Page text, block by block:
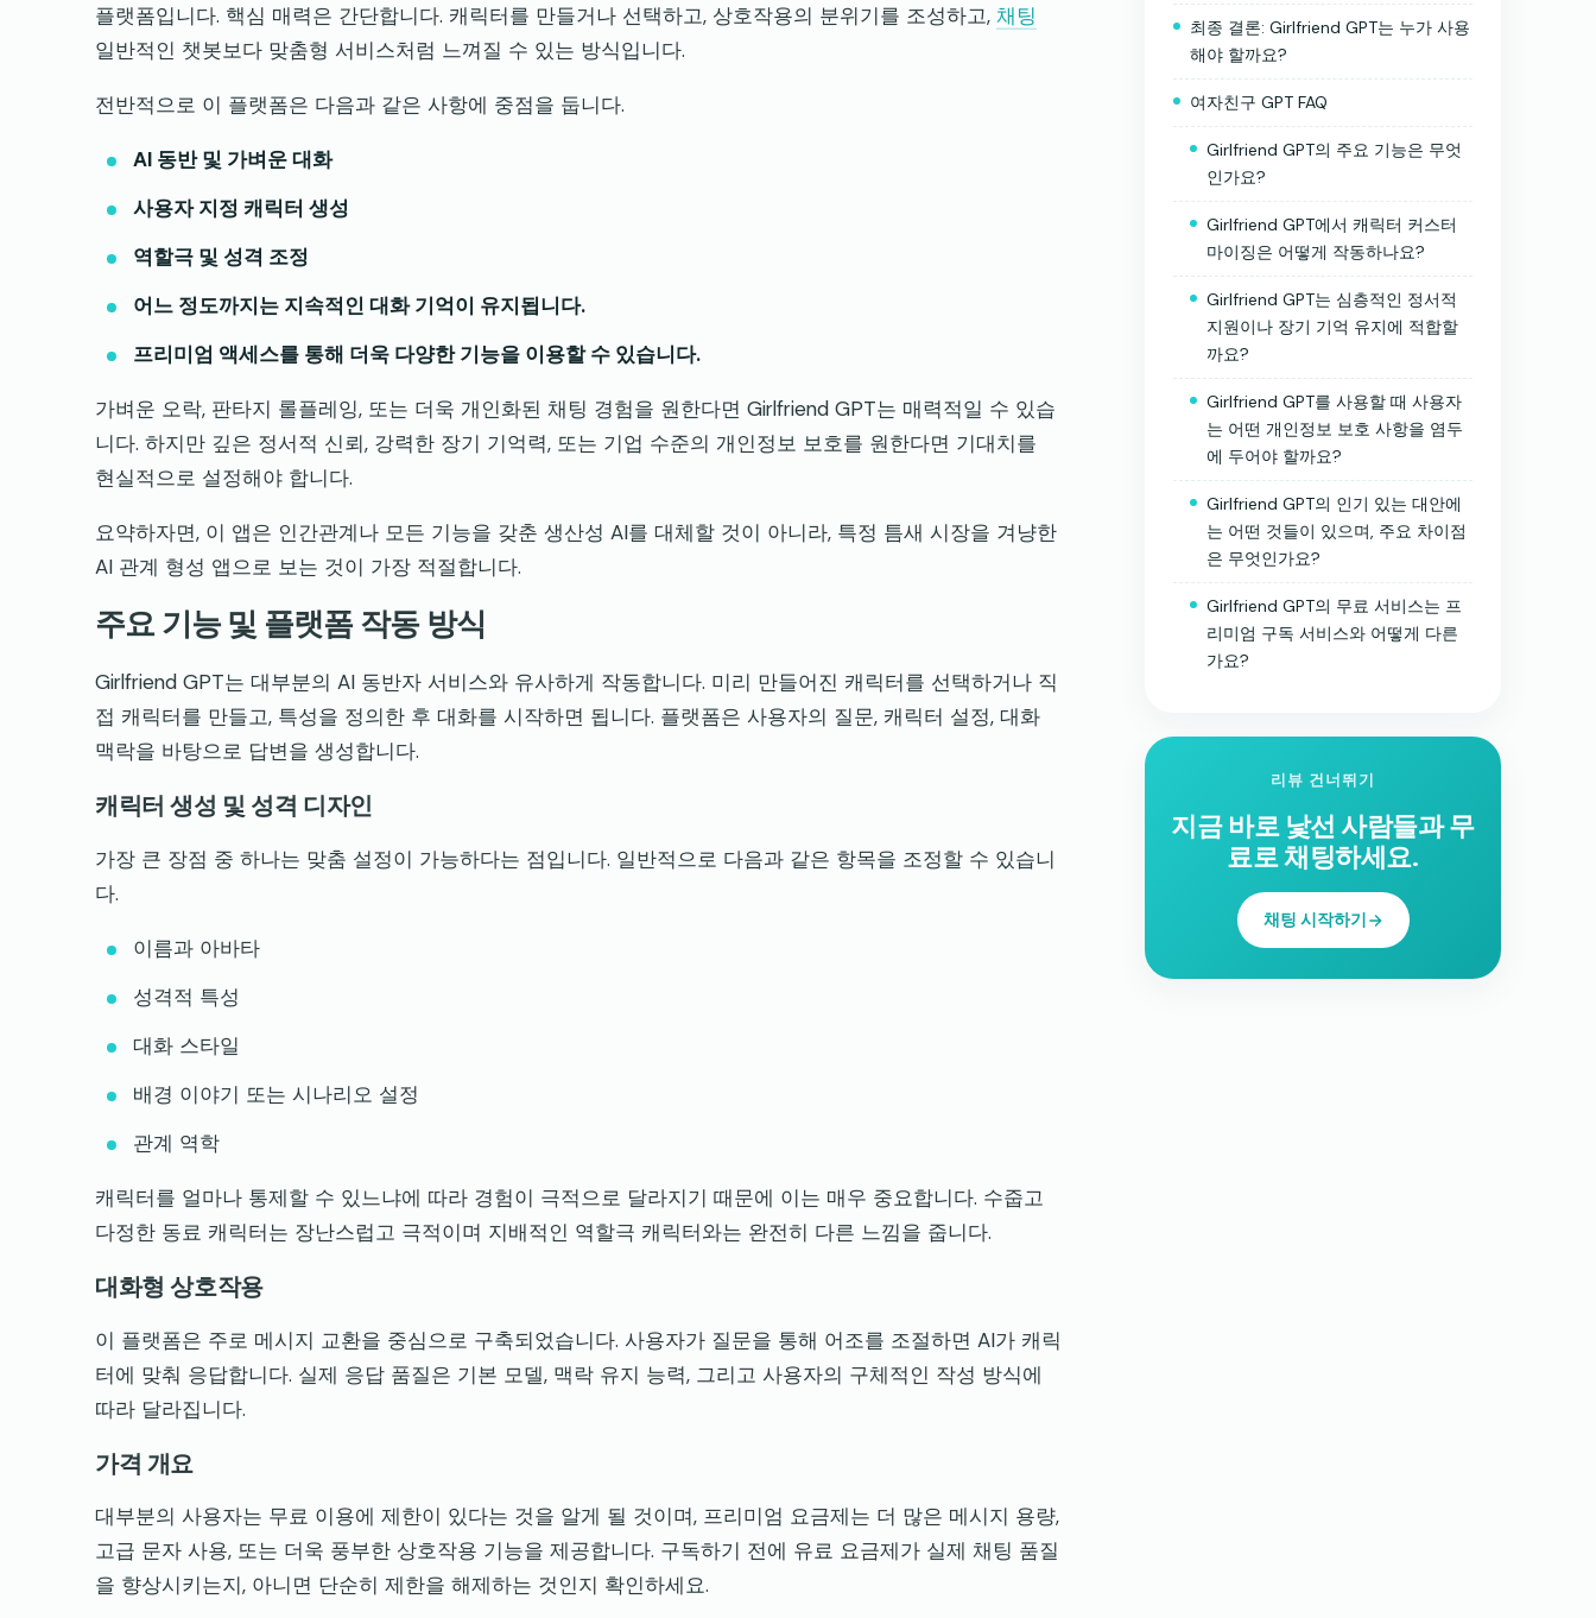
플랫폼입니다. 핵심 매력은 간단합니다. 캐릭터를 만들거나 선택하고, 상호작용의 분위기를 조성하고, 채팅
일반적인 챗봇보다 맞춤형 서비스처럼 느껴질 수 있는 방식입니다.
전반적으로 이 플랫폼은 다음과 같은 사항에 중점을 둡니다.
AI 동반 및 가벼운 대화
사용자 지정 캐릭터 생성
역할극 및 성격 조정
어느 정도까지는 지속적인 대화 기억이 유지됩니다.
프리미엄 액세스를 통해 더욱 다양한 기능을 이용할 수 있습니다.
가벼운 오락, 판타지 롤플레잉, 또는 더욱 개인화된 채팅 경험을 원한다면 Girlfriend GPT는 매력적일 수 있습
니다. 하지만 깊은 정서적 신뢰, 강력한 장기 기억력, 또는 기업 수준의 개인정보 보호를 원한다면 기대치를
현실적으로 설정해야 합니다.
요약하자면, 이 앱은 인간관계나 모든 기능을 갖춘 생산성 AI를 대체할 것이 아니라, 특정 틈새 시장을 겨냥한
AI 관계 형성 앱으로 보는 것이 가장 적절합니다.
주요 기능 및 플랫폼 작동 방식
Girlfriend GPT는 대부분의 AI 동반자 서비스와 유사하게 작동합니다. 미리 만들어진 캐릭터를 선택하거나 직
접 캐릭터를 만들고, 특성을 정의한 후 대화를 시작하면 됩니다. 플랫폼은 사용자의 질문, 캐릭터 설정, 대화
맥락을 바탕으로 답변을 생성합니다.
캐릭터 생성 및 성격 디자인
가장 큰 장점 중 하나는 맞춤 설정이 가능하다는 점입니다. 일반적으로 다음과 같은 항목을 조정할 수 있습니
다.
이름과 아바타
성격적 특성
대화 스타일
배경 이야기 또는 시나리오 설정
관계 역학
캐릭터를 얼마나 통제할 수 있느냐에 따라 경험이 극적으로 달라지기 때문에 이는 매우 중요합니다. 수줍고
다정한 동료 캐릭터는 장난스럽고 극적이며 지배적인 역할극 캐릭터와는 완전히 다른 느낌을 줍니다.
대화형 상호작용
이 플랫폼은 주로 메시지 교환을 중심으로 구축되었습니다. 사용자가 질문을 통해 어조를 조절하면 AI가 캐릭
터에 맞춰 응답합니다. 실제 응답 품질은 기본 모델, 맥락 유지 능력, 그리고 사용자의 구체적인 작성 방식에
따라 달라집니다.
가격 개요
대부분의 사용자는 무료 이용에 제한이 있다는 것을 알게 될 것이며, 프리미엄 요금제는 더 많은 메시지 용량,
고급 문자 사용, 또는 더욱 풍부한 상호작용 기능을 제공합니다. 구독하기 전에 유료 요금제가 실제 채팅 품질
을 향상시키는지, 아니면 단순히 제한을 해제하는 것인지 확인하세요.
최종 결론: Girlfriend GPT는 누가 사용
해야 할까요?
여자친구 GPT FAQ
Girlfriend GPT의 주요 기능은 무엇
인가요?
Girlfriend GPT에서 캐릭터 커스터
마이징은 어떻게 작동하나요?
Girlfriend GPT는 심층적인 정서적
지원이나 장기 기억 유지에 적합할
까요?
Girlfriend GPT를 사용할 때 사용자
는 어떤 개인정보 보호 사항을 염두
에 두어야 할까요?
Girlfriend GPT의 인기 있는 대안에
는 어떤 것들이 있으며, 주요 차이점
은 무엇인가요?
Girlfriend GPT의 무료 서비스는 프
리미엄 구독 서비스와 어떻게 다른
가요?
리뷰 건너뛰기
지금 바로 낯선 사람들과 무
료로 채팅하세요.
채팅 시작하기